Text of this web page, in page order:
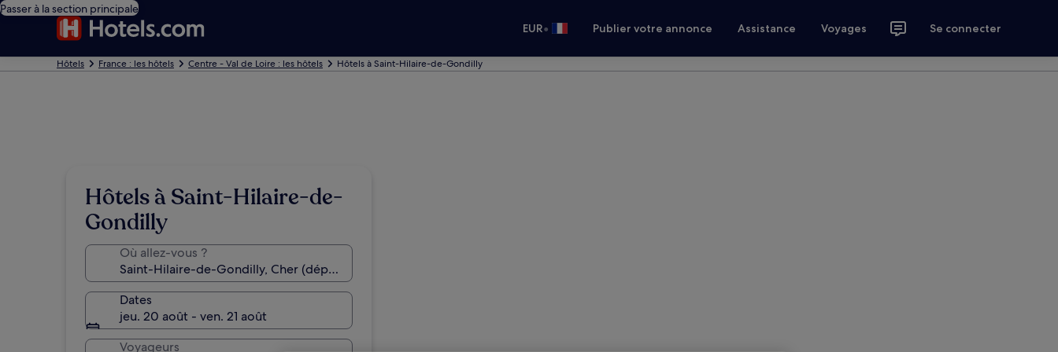
Passer à la section principale
EUR• Publier votre annonce Assistance Voyages Se connecter
Hôtels France : les hôtels Centre - Val de Loire : les hôtels Hôtels à Saint-Hilaire-de-Gondilly
Hôtels à Saint-Hilaire-de-
Gondilly
Où allez-vous ?
Dates
jeu. 20 août - ven. 21 août
Voyageurs